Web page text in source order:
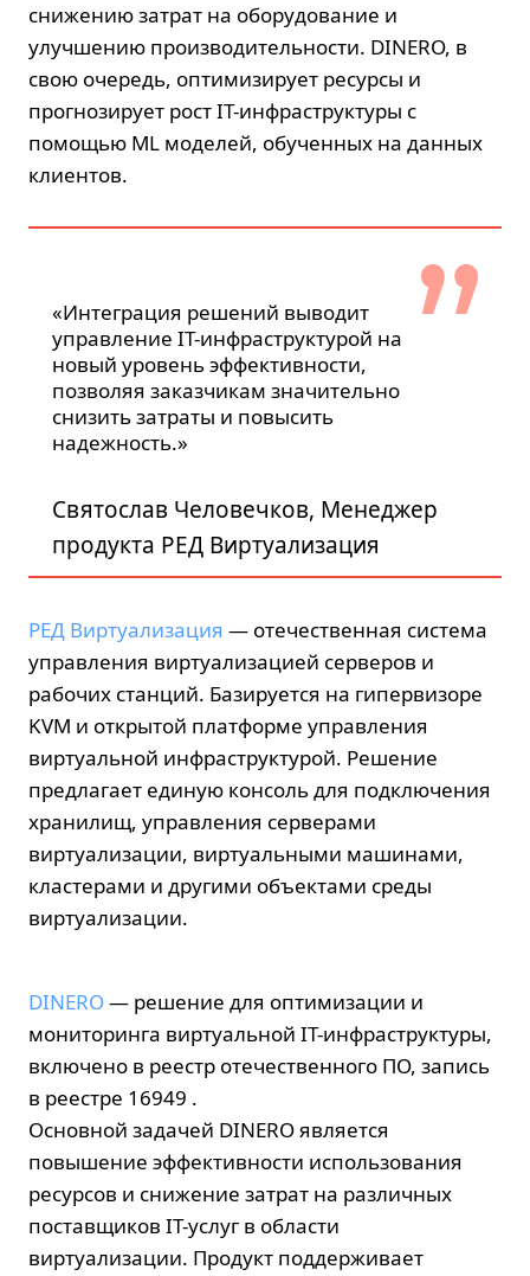
снижению затрат на оборудование и
улучшению производительности. DINERO, в
свою очередь, оптимизирует ресурсы и
прогнозирует рост IT-инфраструктуры с
помощью ML моделей, обученных на данных
клиентов.
«Интеграция решений выводит
управление IT-инфраструктурой на
новый уровень эффективности,
позволяя заказчикам значительно
снизить затраты и повысить
надежность.»
Святослав Человечков, Менеджер
продукта РЕД Виртуализация
РЕД Виртуализация — отечественная система
управления виртуализацией серверов и
рабочих станций. Базируется на гипервизоре
KVM и открытой платформе управления
виртуальной инфраструктурой. Решение
предлагает единую консоль для подключения
хранилищ, управления серверами
виртуализации, виртуальными машинами,
кластерами и другими объектами среды
виртуализации.
DINERO— решение для оптимизации и
мониторинга виртуальной IT-инфраструктуры,
включено в реестр отечественного ПО, запись
в реестре 16949 .
Основной задачей DINERO является
повышение эффективности использования
ресурсов и снижение затрат на различных
поставщиков IT-услуг в области
виртуализации. Продукт поддерживает